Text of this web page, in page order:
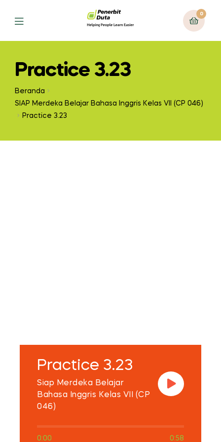
0
Practice 3.23
Beranda
SIAP Merdeka Belajar Bahasa Inggris Kelas VII (CP 046)
Practice 3.23
Practice 3.23
Siap Merdeka Belajar
Bahasa Inggris Kelas VII (CP
046)
0:00 0:58